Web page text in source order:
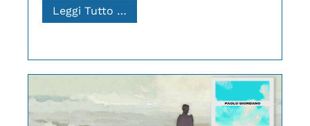
Leggi Tutto …